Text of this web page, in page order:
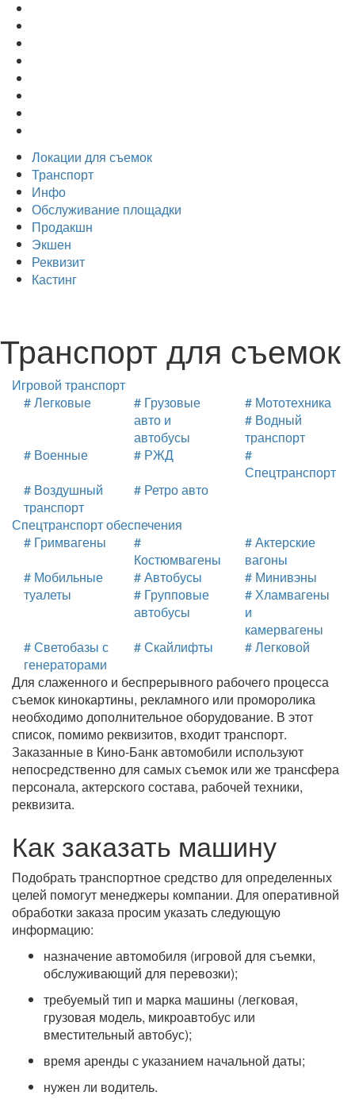
Локации для съемок
Транспорт
Инфо
Обслуживание площадки
Продакшн
Экшен
Реквизит
Кастинг
Транспорт для съемок
Игровой транспорт
# Легковые
# Грузовые
авто и
автобусы
# Мототехника
# Водный
транспорт
# Военные
# РЖД
#
Спецтранспорт
# Воздушный
транспорт
# Ретро авто
Спецтранспорт обеспечения
# Гримвагены
#
Костюмвагены
# Актерские
вагоны
# Мобильные
туалеты
# Автобусы
# Минивэны
# Групповые
автобусы
# Хламвагены
и
камервагены
# Светобазы с
генераторами
# Скайлифты
# Легковой
Для слаженного и беспрерывного рабочего процесса
съемок кинокартины, рекламного или проморолика
необходимо дополнительное оборудование. В этот
список, помимо реквизитов, входит транспорт.
Заказанные в Кино-Банк автомобили используют
непосредственно для самых съемок или же трансфера
персонала, актерского состава, рабочей техники,
реквизита.
Как заказать машину
Подобрать транспортное средство для определенных
целей помогут менеджеры компании. Для оперативной
обработки заказа просим указать следующую
информацию:
назначение автомобиля (игровой для съемки,
обслуживающий для перевозки);
требуемый тип и марка машины (легковая,
грузовая модель, микроавтобус или
вместительный автобус);
время аренды с указанием начальной даты;
нужен ли водитель.